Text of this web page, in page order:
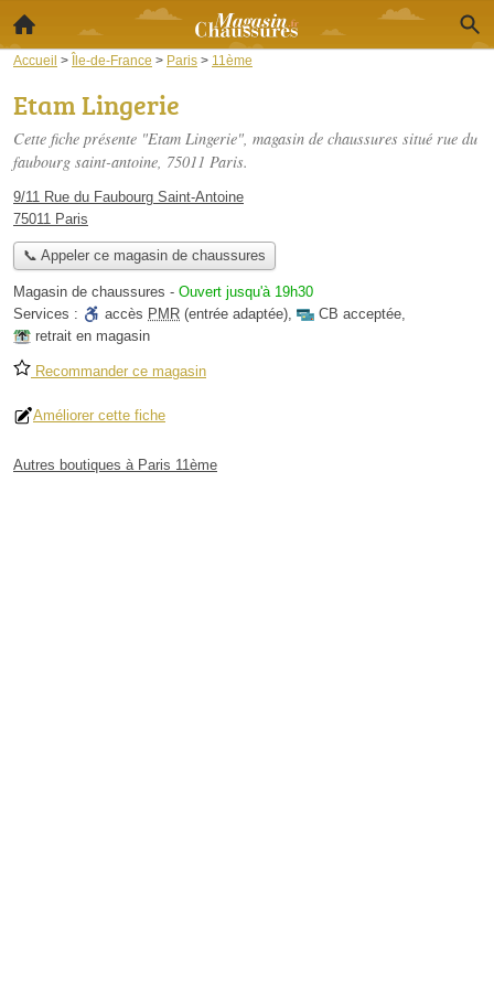
Accueil > Île-de-France > Paris > 11ème
Etam Lingerie
Cette fiche présente "Etam Lingerie", magasin de chaussures situé rue du
faubourg saint-antoine, 75011 Paris.
9/11 Rue du Faubourg Saint-Antoine
75011 Paris
📞 Appeler ce magasin de chaussures
Magasin de chaussures - Ouvert jusqu'à 19h30
Services :
accès PMR (entrée adaptée), CB acceptée,
retrait en magasin
Recommander ce magasin
Améliorer cette fiche
Autres boutiques à Paris 11ème